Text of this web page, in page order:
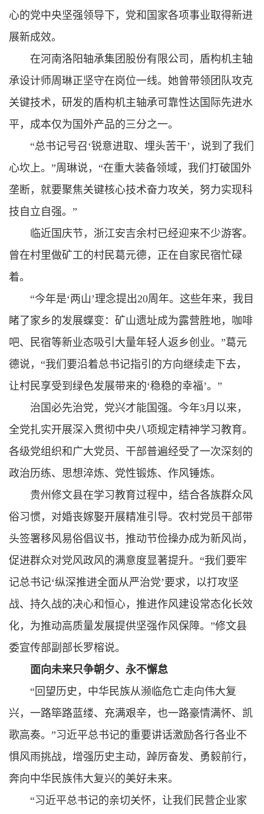
心的党中央坚强领导下，党和国家各项事业取得新进
展新成效。
在河南洛阳轴承集团股份有限公司，盾构机主轴
承设计师周琳正坚守在岗位一线。她曾带领团队攻克
关键技术，研发的盾构机主轴承可靠性达国际先进水
平，成本仅为国外产品的三分之一。
“总书记号召‘锐意进取、埋头苦干’，说到了我们
心坎上。”周琳说，“在重大装备领域，我们打破国外
垄断，就要聚焦关键核心技术奋力攻关，努力实现科
技自立自强。”
临近国庆节，浙江安吉余村已经迎来不少游客。
曾在村里做矿工的村民葛元德，正在自家民宿忙碌
着。
“今年是‘两山’理念提出20周年。这些年来，我目
睹了家乡的发展蝶变：矿山遗址成为露营胜地，咖啡
吧、民宿等新业态吸引大量年轻人返乡创业。”葛元
德说，“我们要沿着总书记指引的方向继续走下去，
让村民享受到绿色发展带来的‘稳稳的幸福’。”
治国必先治党，党兴才能国强。今年3月以来，
全党扎实开展深入贯彻中央八项规定精神学习教育。
各级党组织和广大党员、干部普遍经受了一次深刻的
政治历练、思想淬炼、党性锻炼、作风锤炼。
贵州修文县在学习教育过程中，结合各族群众风
俗习惯，对婚丧嫁娶开展精准引导。农村党员干部带
头签署移风易俗倡议书，推动节俭操办成为新风尚，
促进群众对党风政风的满意度显著提升。“我们要牢
记总书记‘纵深推进全面从严治党’要求，以打攻坚
战、持久战的决心和恒心，推进作风建设常态化长效
化，为推动高质量发展提供坚强作风保障。”修文县
委宣传部副部长罗榕说。
面向未来只争朝夕、永不懈怠
“回望历史，中华民族从濒临危亡走向伟大复
兴，一路筚路蓝缕、充满艰辛，也一路豪情满怀、凯
歌高奏。”习近平总书记的重要讲话激励各行各业不
惧风雨挑战，增强历史主动 ，踔厉奋发、勇毅前行，
奔向中华民族伟大复兴的美好未来。
“习近平总书记的亲切关怀，让我们民营企业家